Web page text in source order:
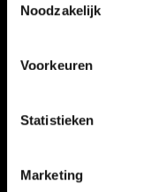
Noodzakelijk
Voorkeuren
Statistieken
Marketing
ACTIVITEITEN
NIEUWSBRIEF